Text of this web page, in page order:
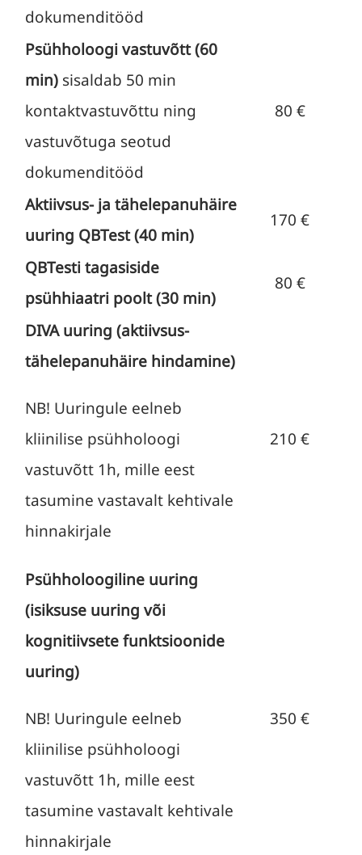
dokumenditööd
Psühholoogi vastuvõtt (60
min)sisaldab 50 min
kontaktvastuvõttu ning
vastuvõtuga seotud
dokumenditööd
80 €
Aktiivsus- ja tähelepanuhäire
uuring QBTest (40 min)
170 €
QBTesti tagasiside
psühhiaatri poolt (30 min)
80 €
DIVA uuring (aktiivsus-
tähelepanuhäire hindamine)
NB! Uuringule eelneb
kliinilise psühholoogi
vastuvõtt 1h, mille eest
tasumine vastavalt kehtivale
hinnakirjale
210 €
Psühholoogiline uuring
(isiksuse uuring või
kognitiivsete funktsioonide
uuring)
NB! Uuringule eelneb
kliinilise psühholoogi
vastuvõtt 1h, mille eest
tasumine vastavalt kehtivale
hinnakirjale
350 €